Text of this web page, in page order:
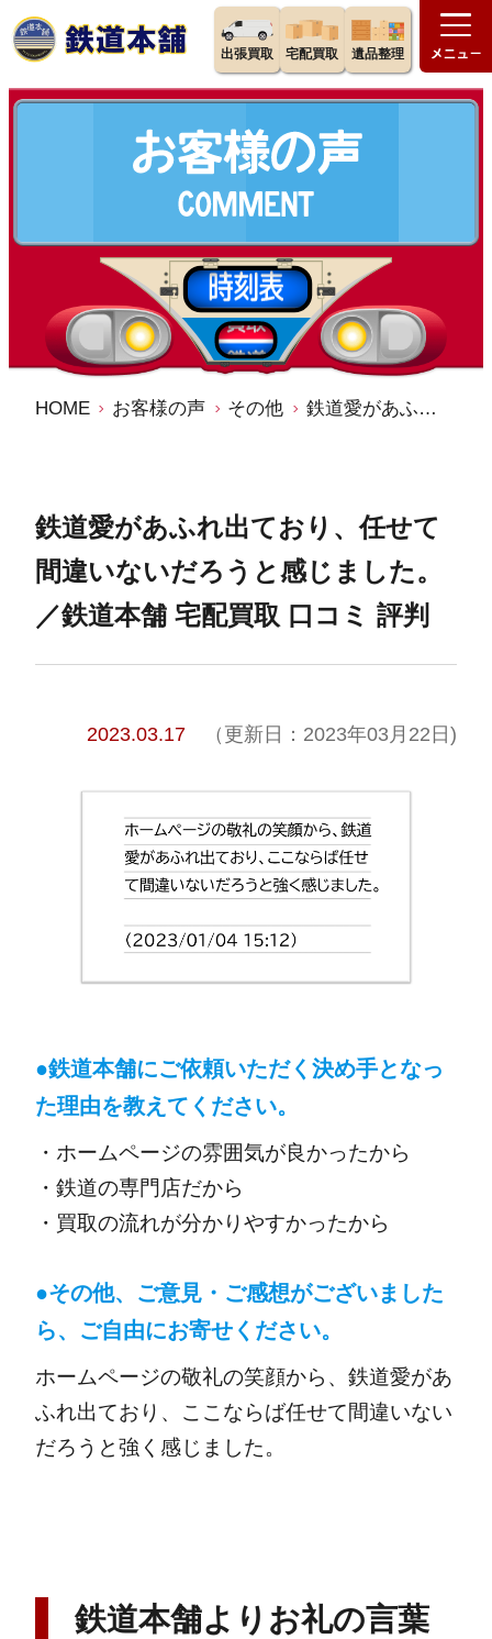
出張買取 宅配買取 遺品整理
HOME お客様の声 その他 鉄道愛があふれ出ており、任せて間違いないだろうと感じました。 ／鉄道本舗 宅配買取 口コミ 評判
鉄道愛があふれ出ており、任せて
間違いないだろうと感じました。
／鉄道本舗 宅配買取 口コミ 評判
2023.03.17 （更新日：2023年03月22日)
●鉄道本舗にご依頼いただく決め手となっ
た理由を教えてください。
・ホームページの雰囲気が良かったから
・鉄道の専門店だから
・買取の流れが分かりやすかったから
●その他、ご意見・ご感想がございました
ら、ご自由にお寄せください。
ホームページの敬礼の笑顔から、鉄道愛があ
ふれ出ており、ここならば任せて間違いない
だろうと強く感じました。
鉄道本舗よりお礼の言葉